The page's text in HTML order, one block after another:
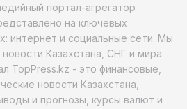
портал-агрегатор
на ключевых
интернет и социальные сети. Мы
Казахстана, СНГ и мира.
TopPress.kz - это финансовые,
новости Казахстана,
и прогнозы, курсы валют и